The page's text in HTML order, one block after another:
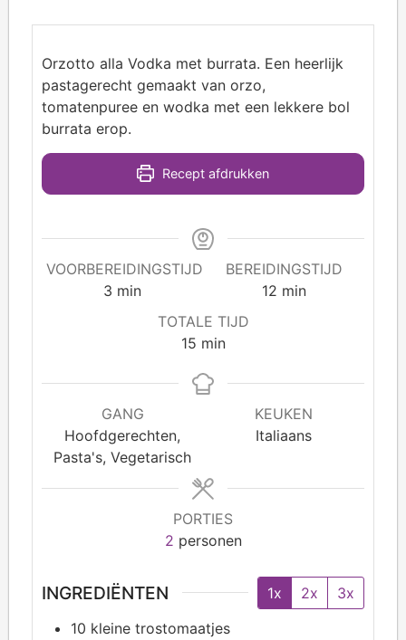
Orzotto alla Vodka met burrata. Een heerlijk
pastagerecht gemaakt van orzo,
tomatenpuree en wodka met een lekkere bol
burrata erop.
Recept afdrukken
VOORBEREIDINGSTIJD
3 min
BEREIDINGSTIJD
12 min
TOTALE TIJD
15 min
GANG
Hoofdgerechten,
Pasta's, Vegetarisch
KEUKEN
Italiaans
PORTIES
2 personen
INGREDIËNTEN 1x 2x
3x
10 kleine trostomaatjes